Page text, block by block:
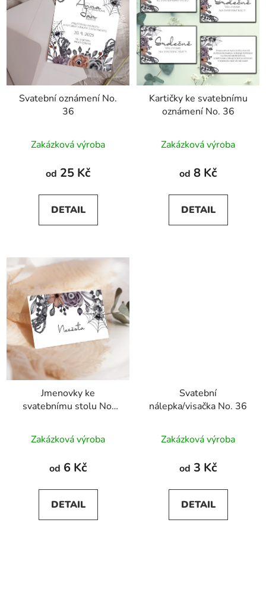
Svatební oznámení No.
36
Zakázková výroba
od 25 Kč
DETAIL
Kartičky ke svatebnímu
oznámení No. 36
Zakázková výroba
od 8 Kč
DETAIL
Jmenovky ke
svatebnímu stolu No.
Zakázková výroba
od 6 Kč
DETAIL
Svatební
nálepka/visačka No. 36
Zakázková výroba
od 3 Kč
DETAIL